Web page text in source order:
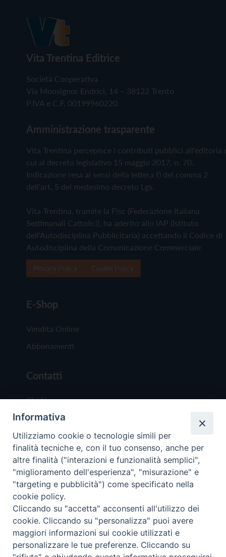
Vita Trentina Editrice
Società Cooperativa
Via Monsignor Endrici, 14 – 38122 Trento
P.IVA e C.F. 00199960220
Amministrazione trasparente
Vita Trentina percepisce i contributi pubblici all'editoria
cui al decreto legislativo 15 maggio 2017, n. 70.
Indicazione resa ai sensi della lettera f) del comma 2
dell'art. 5 del medesimo decreto Lgs.
Vita Trentina, tramite la Fisc (Federazione Italiana
Settimanali Cattolici), ha aderito allo IAP (Istituto
dell'Autodisciplina Pubblicitaria) accettando il Codice di
Autodisciplina della Comunicazione Commerciale
E-Shop
Vendita Online
Abbonamenti
Contatti
Chi Siamo
Redazione
Scrivici
Copyright © 2019 - Tutti i diritti riservati - Vita
Trentina Editrice
Privacy Policy
Torna
Informativa
Utilizziamo cookie o tecnologie simili per
finalità tecniche e, con il tuo consenso, anche per
altre finalità ("interazioni e funzionalità semplici",
"miglioramento dell'esperienza", "misurazione" e
"targeting e pubblicità") come specificato nella
cookie policy.
Cliccando su "accetta" acconsenti all'utilizzo dei
cookie. Cliccando su "personalizza" puoi avere
maggiori informazioni sui cookie utilizzati e
personalizzare le tue preferenze. Cliccando su